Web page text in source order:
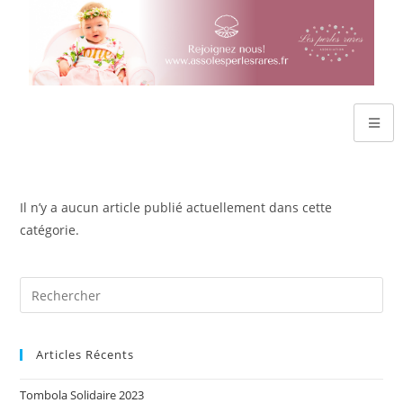
Il n’y a aucun article publié actuellement dans cette
catégorie.
Articles Récents
Tombola Solidaire 2023